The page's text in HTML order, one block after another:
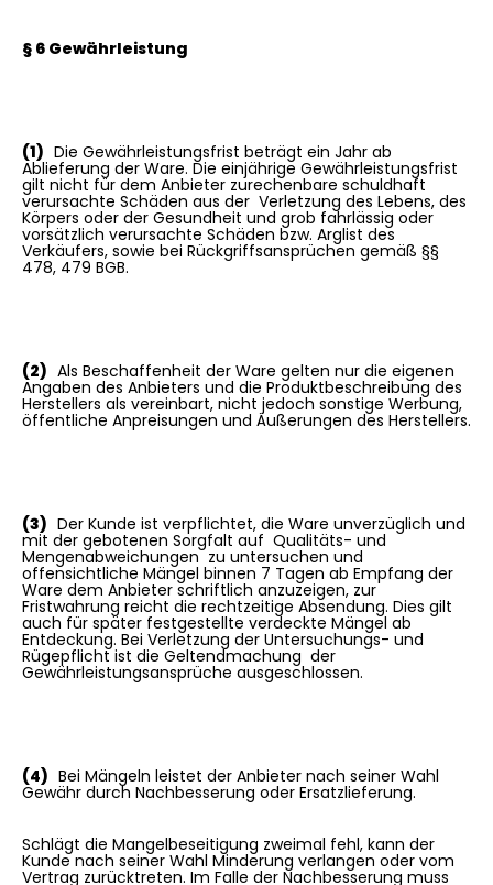
§ 6 Gewährleistung
(1) Die Gewährleistungsfrist beträgt ein Jahr ab
Ablieferung der Ware. Die einjährige Gewährleistungsfrist
gilt nicht für dem Anbieter zurechenbare schuldhaft
verursachte Schäden aus der Verletzung des Lebens, des
Körpers oder der Gesundheit und grob fahrlässig oder
vorsätzlich verursachte Schäden bzw. Arglist des
Verkäufers, sowie bei Rückgriffsansprüchen gemäß §§
478, 479 BGB.
(2) Als Beschaffenheit der Ware gelten nur die eigenen
Angaben des Anbieters und die Produktbeschreibung des
Herstellers als vereinbart, nicht jedoch sonstige Werbung,
öffentliche Anpreisungen und Äußerungen des Herstellers.
(3) Der Kunde ist verpflichtet, die Ware unverzüglich und
mit der gebotenen Sorgfalt auf Qualitäts- und
Mengenabweichungen zu untersuchen und
offensichtliche Mängel binnen 7 Tagen ab Empfang der
Ware dem Anbieter schriftlich anzuzeigen, zur
Fristwahrung reicht die rechtzeitige Absendung. Dies gilt
auch für später festgestellte verdeckte Mängel ab
Entdeckung. Bei Verletzung der Untersuchungs- und
Rügepflicht ist die Geltendmachung der
Gewährleistungsansprüche ausgeschlossen.
(4) Bei Mängeln leistet der Anbieter nach seiner Wahl
Gewähr durch Nachbesserung oder Ersatzlieferung.
Schlägt die Mangelbeseitigung zweimal fehl, kann der
Kunde nach seiner Wahl Minderung verlangen oder vom
Vertrag zurücktreten. Im Falle der Nachbesserung muss